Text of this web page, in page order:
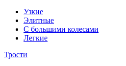
Узкие
Элитные
С большими колесами
Легкие
Трости